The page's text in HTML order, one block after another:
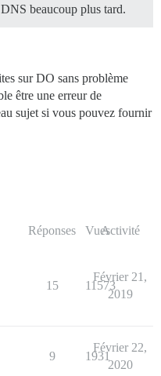
beaucoup plus tard.
sur DO sans problème
être une erreur de
sujet si vous pouvez fournir
Réponses VuesActivité
15 11573
Février 21,
2019
9 1931
Février 22,
2020